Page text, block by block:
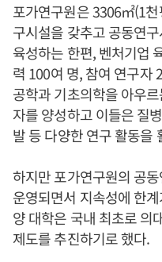
포가연구원은 3306㎡(1
구시설을 갖추고 공동연
육성하는 한편, 벤처기업
력 100여 명, 참여 연구자
공학과 기초의학을 아우
자를 양성하고 이들은 질
발 등 다양한 연구 활동을
하지만 포가연구원의 공
운영되면서 지속성에 한
양 대학은 국내 최초로 의
제도를 추진하기로 했다.